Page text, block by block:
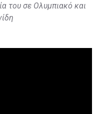
του σε Ολυμπιακό και